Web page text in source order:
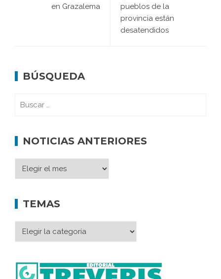
en Grazalema
pueblos de la
provincia están
desatendidos
BÚSQUEDA
NOTICIAS ANTERIORES
TEMAS